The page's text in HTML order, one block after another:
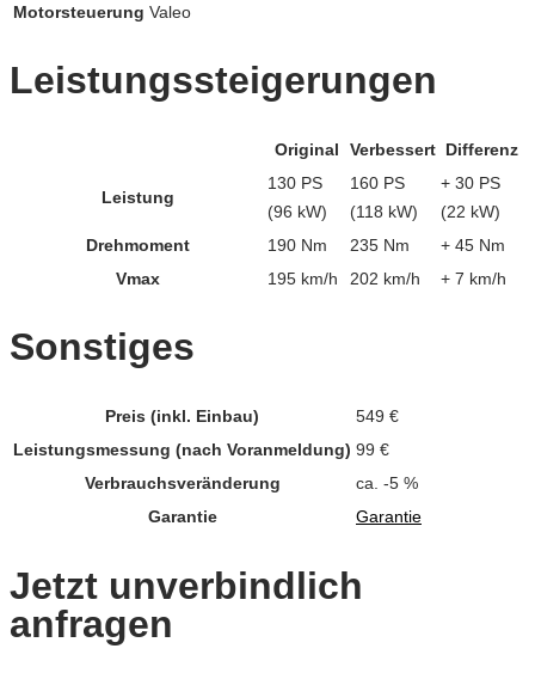
Motorsteuerung Valeo
Leistungssteigerungen
Original Verbessert Differenz
Leistung
130 PS
(96 kW)
160 PS
(118 kW)
+ 30 PS
(22 kW)
Drehmoment
190 Nm 235 Nm
+ 45 Nm
Vmax
195 km/h 202 km/h + 7 km/h
Sonstiges
Preis (inkl. Einbau)
549 €
Leistungsmessung (nach Voranmeldung) 99 €
Verbrauchsveränderung
ca. -5 %
Garantie
Garantie
Jetzt unverbindlich
anfragen